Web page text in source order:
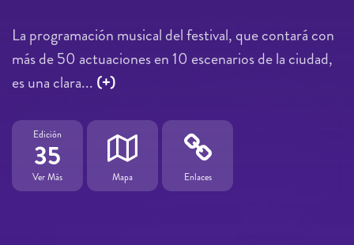
La programación musical del festival, que contará con
más de 50 actuaciones en 10 escenarios de la ciudad,
es una clara... (+)
Edición
35
Ver Más Mapa Enlaces